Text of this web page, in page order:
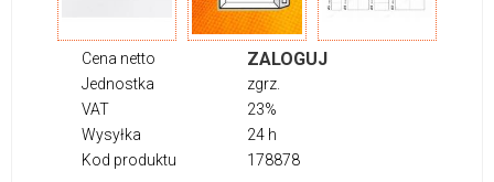
Cena netto ZALOGUJ
Jednostka
zgrz.
VAT
23%
Wysyłka
24 h
Kod produktu
178878